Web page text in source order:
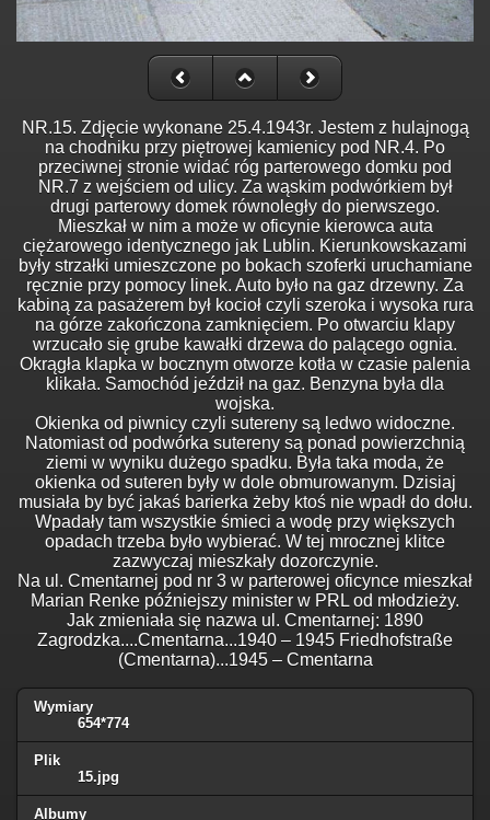
NR.15. Zdjęcie wykonane 25.4.1943r. Jestem z hulajnogą
na chodniku przy piętrowej kamienicy pod NR.4. Po
przeciwnej stronie widać róg parterowego domku pod
NR.7 z wejściem od ulicy. Za wąskim podwórkiem był
drugi parterowy domek równoległy do pierwszego.
Mieszkał w nim a może w oficynie kierowca auta
ciężarowego identycznego jak Lublin. Kierunkowskazami
były strzałki umieszczone po bokach szoferki uruchamiane
ręcznie przy pomocy linek. Auto było na gaz drzewny. Za
kabiną za pasażerem był kocioł czyli szeroka i wysoka rura
na górze zakończona zamknięciem. Po otwarciu klapy
wrzucało się grube kawałki drzewa do palącego ognia.
Okrągła klapka w bocznym otworze kotła w czasie palenia
klikała. Samochód jeździł na gaz. Benzyna była dla
wojska.
Okienka od piwnicy czyli sutereny są ledwo widoczne.
Natomiast od podwórka sutereny są ponad powierzchnią
ziemi w wyniku dużego spadku. Była taka moda, że
okienka od suteren były w dole obmurowanym. Dzisiaj
musiała by być jakaś barierka żeby ktoś nie wpadł do dołu.
Wpadały tam wszystkie śmieci a wodę przy większych
opadach trzeba było wybierać. W tej mrocznej klitce
zazwyczaj mieszkały dozorczynie.
Na ul. Cmentarnej pod nr 3 w parterowej oficynce mieszkał
Marian Renke późniejszy minister w PRL od młodzieży.
Jak zmieniała się nazwa ul. Cmentarnej: 1890
Zagrodzka....Cmentarna...1940 – 1945 Friedhofstraße
(Cmentarna)...1945 – Cmentarna
Wymiary
654*774
Plik
15.jpg
Albumy